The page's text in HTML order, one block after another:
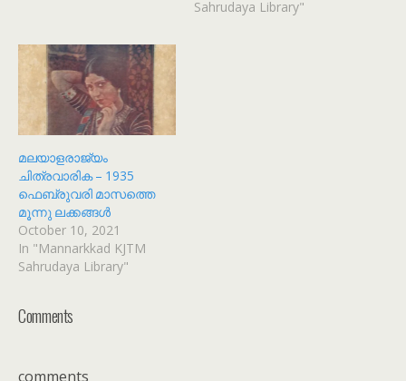
Sahrudaya Library"
മലയാളരാജ്യം
ചിത്രവാരിക – 1935
ഫെബ്രുവരി മാസത്തെ
മൂന്നു ലക്കങ്ങൾ
October 10, 2021
In "Mannarkkad KJTM
Sahrudaya Library"
Comments
comments